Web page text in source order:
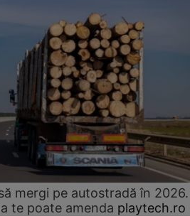
mergi pe autostradă în 2026.
te poate amenda playtech.ro